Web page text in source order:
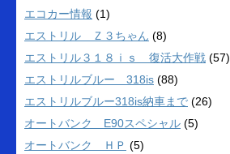
エコカー情報 (1)
エストリル Ｚ３ちゃん (8)
エストリル３１８ｉｓ 復活大作戦 (57)
エストリルブルー 318is (88)
エストリルブルー318is納車まで (26)
オートバンク E90スペシャル (5)
オートバンク ＨＰ (5)